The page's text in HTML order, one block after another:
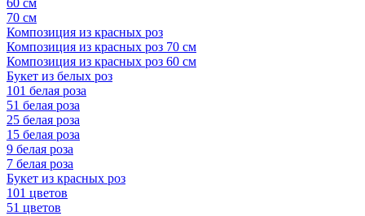
60 см
70 см
Композиция из красных роз
Композиция из красных роз 70 см
Композиция из красных роз 60 см
Букет из белых роз
101 белая роза
51 белая роза
25 белая роза
15 белая роза
9 белая роза
7 белая роза
Букет из красных роз
101 цветов
51 цветов